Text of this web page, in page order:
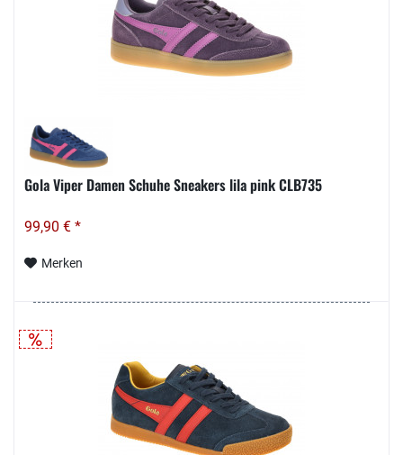
Gola Viper Damen Schuhe Sneakers lila pink CLB735
99,90 € *
Merken